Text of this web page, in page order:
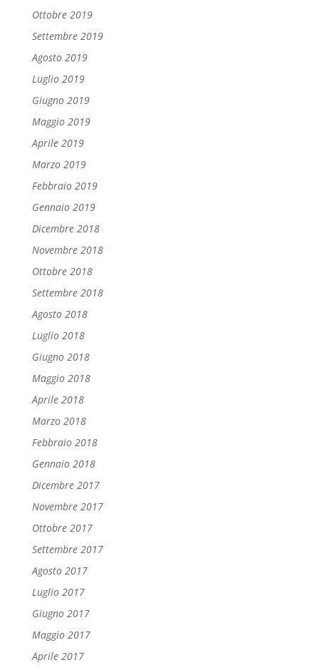
Ottobre 2019
Settembre 2019
Agosto 2019
Luglio 2019
Giugno 2019
Maggio 2019
Aprile 2019
Marzo 2019
Febbraio 2019
Gennaio 2019
Dicembre 2018
Novembre 2018
Ottobre 2018
Settembre 2018
Agosto 2018
Luglio 2018
Giugno 2018
Maggio 2018
Aprile 2018
Marzo 2018
Febbraio 2018
Gennaio 2018
Dicembre 2017
Novembre 2017
Ottobre 2017
Settembre 2017
Agosto 2017
Luglio 2017
Giugno 2017
Maggio 2017
Aprile 2017